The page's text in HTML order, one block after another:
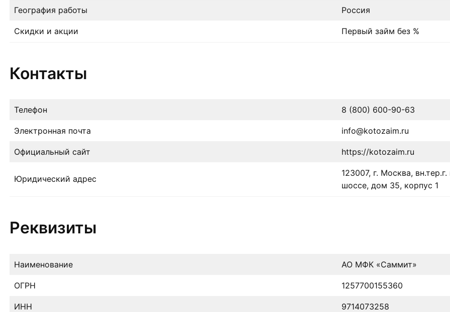
География работы Россия
Скидки и акции Первый займ без %
Контакты
Телефон 8 (800) 600-90-63
Электронная почта info@kotozaim.ru
Официальный сайт https://kotozaim.ru
Юридический адрес
123007, г. Москва,
шоссе, дом 35, корпус 1
Реквизиты
Наименование АО МФК «Саммит»
ОГРН 1257700155360
ИНН 9714073258